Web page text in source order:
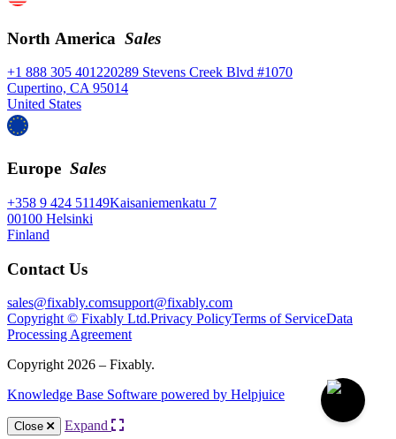
North America Sales
+1 888 305 401220289 Stevens Creek Blvd #1070
Cupertino, CA 95014
United States
Europe Sales
+358 9 424 51149Kaisaniemenkatu 7
00100 Helsinki
Finland
Contact Us
sales@fixably.comsupport@fixably.com
Copyright © Fixably Ltd.Privacy PolicyTerms of ServiceData
Processing Agreement
Copyright 2026 – Fixably.
Knowledge Base Software powered by Helpjuice
Close Expand